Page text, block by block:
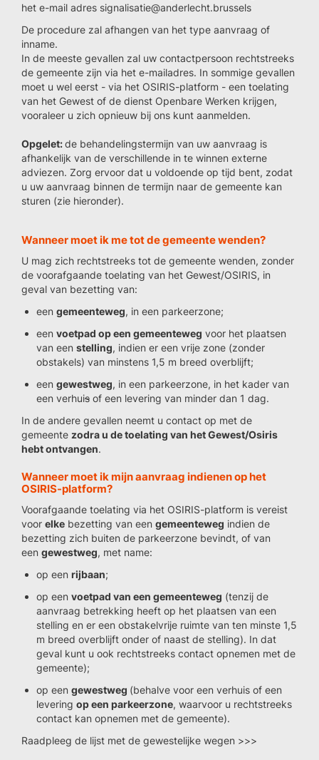
het e-mail adres signalisatie@anderlecht.brussels
De procedure zal afhangen van het type aanvraag of
inname.
In de meeste gevallen zal uw contactpersoon rechtstreeks
de gemeente zijn via het e-mailadres. In sommige gevallen
moet u wel eerst - via het OSIRIS-platform - een toelating
van het Gewest of de dienst Openbare Werken krijgen,
vooraleer u zich opnieuw bij ons kunt aanmelden.
Opgelet:de behandelingstermijn van uw aanvraag is
afhankelijk van de verschillende in te winnen externe
adviezen. Zorg ervoor dat u voldoende op tijd bent, zodat
u uw aanvraag binnen de termijn naar de gemeente kan
sturen (zie hieronder).
Wanneer moet ik me tot de gemeente wenden?
U mag zich rechtstreeks tot de gemeente wenden, zonder
de voorafgaande toelating van het Gewest/OSIRIS, in
geval van bezetting van:
een gemeenteweg, in een parkeerzone;
een voetpad op een gemeenteweg voor het plaatsen
van een stelling, indien er een vrije zone (zonder
obstakels) van minstens 1,5 m breed overblijft;
een gewestweg, in een parkeerzone, in het kader van
een verhuis of een levering van minder dan 1 dag.
In de andere gevallen neemt u contact op met de
gemeente zodra u de toelating van het Gewest/Osiris
hebt ontvangen.
Wanneer moet ik mijn aanvraag indienen op het
OSIRIS-platform?
Voorafgaande toelating via het OSIRIS-platform is vereist
voor elke bezetting van een gemeenteweg indien de
bezetting zich buiten de parkeerzone bevindt, of van
een gewestweg, met name:
op een rijbaan;
op een voetpad van een gemeenteweg (tenzij de
aanvraag betrekking heeft op het plaatsen van een
stelling en er een obstakelvrije ruimte van ten minste 1,5
m breed overblijft onder of naast de stelling). In dat
geval kunt u ook rechtstreeks contact opnemen met de
gemeente);
op een gewestweg (behalve voor een verhuis of een
levering op een parkeerzone, waarvoor u rechtstreeks
contact kan opnemen met de gemeente).
Raadpleeg de lijst met de gewestelijke wegen >>>